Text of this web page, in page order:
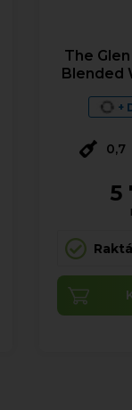
The
Blended
+
0,7
5